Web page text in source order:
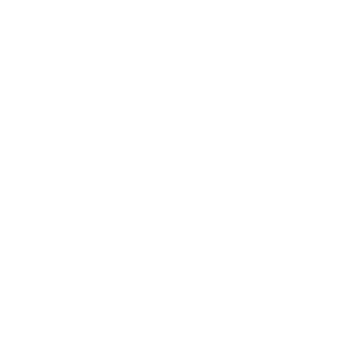
연결하는 중개·예약 안내 업체로서,현지 투어 운영, 차량 운행, 기사 관